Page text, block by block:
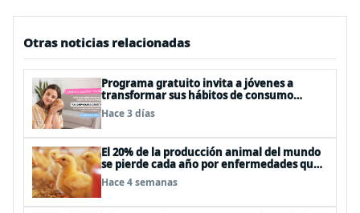
Otras noticias relacionadas
Programa gratuito invita a jóvenes a
transformar sus hábitos de consumo
cosmético, alimenticio y de moda
Hace 3 días
El 20% de la producción animal del mundo
se pierde cada año por enfermedades que
se pueden evitar
Hace 4 semanas